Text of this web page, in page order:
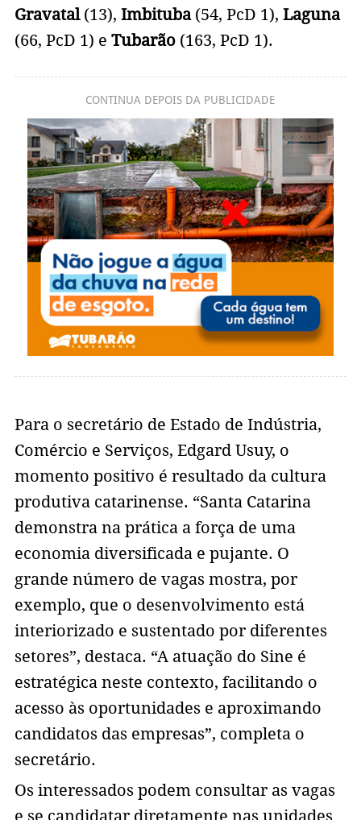
Gravatal(13), Imbituba(54, PcD 1), Laguna
(66, PcD 1) e Tubarão (163, PcD 1).
CONTINUA DEPOIS DA PUBLICIDADE
Para o secretário de Estado de Indústria,
Comércio e Serviços, Edgard Usuy, o
momento positivo é resultado da cultura
produtiva catarinense. “Santa Catarina
demonstra na prática a força de uma
economia diversificada e pujante. O
grande número de vagas mostra, por
exemplo, que o desenvolvimento está
interiorizado e sustentado por diferentes
setores”, destaca. “A atuação do Sine é
estratégica neste contexto, facilitando o
acesso às oportunidades e aproximando
candidatos das empresas”, completa o
secretário.
Os interessados podem consultar as vagas